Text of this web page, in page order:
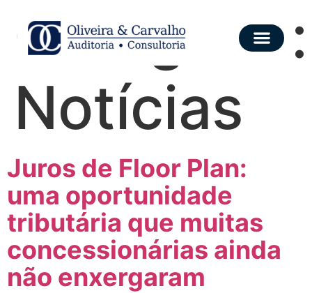
Categoria:
Notícias
Juros de Floor Plan:
uma oportunidade
tributária que muitas
concessionárias ainda
não enxergaram